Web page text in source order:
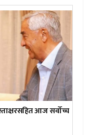
आज सर्वोच्च